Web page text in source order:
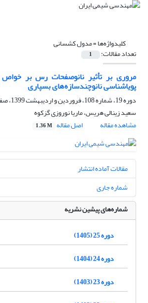
کلیدواژه‌ها =مدول کشسانی
تعداد مقالات: 1
مروری بر تأثیر نانوصفحات رس بر خواص
پویاشناسی نانوچندسازه‌های بسپاری
دوره 19، شماره 108، فروردین و اردیبهشت 1399، صفحه
سعید زینالی هریس، ماریا نوروزی گزکوه
مشاهده مقاله
اصل مقاله 1.36 M
مقالات آماده انتشار
شماره جاری
شماره‌های پیشین نشریه
دوره 25 (1405)
دوره 24 (1404)
دوره 23 (1403)